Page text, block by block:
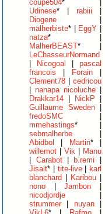
coupe504* |
Udinese* | rabiii
Diogene
malherbiste* | EggY
natza* |
MalherBEAST* |
LeChasseurNormand
Nicogoal
pascal
francois
Forain|
Clement78
cedricou
|nanapa nicoluche|
Drakkar14
NickP
Guillaume Sweden|
fredoSMC
mmehastings* |
sebmalherbe
Abidbol
Martin* |
willemot
Vik
Manu
Carabot| b.remi
Jisait* | tite-live|
karl
blanchard
Karibou|
nono |Jambon
nicodjordje
strummer
nuyan|